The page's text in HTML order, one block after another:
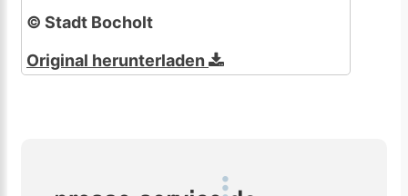
© Stadt Bocholt
Original herunterladen